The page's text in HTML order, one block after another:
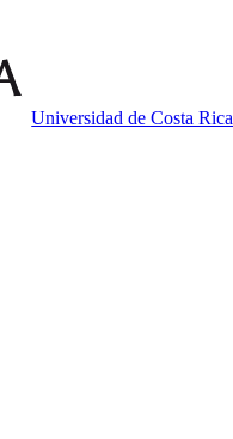
Universidad de Costa Rica